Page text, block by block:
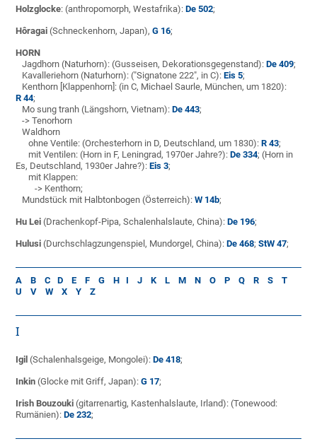
Holzglocke: (anthropomorph, Westafrika):De 502;
Hôragai (Schneckenhorn, Japan), G 16;
HORN
Jagdhorn (Naturhorn): (Gusseisen, Dekorationsgegenstand):De 409;
Kavalleriehorn (Naturhorn): ("Signatone 222", in C):Eis 5;
Kenthorn [Klappenhorn]: (in C, Michael Saurle, München, um 1820):
R 44;
Mo sung tranh (Längshorn, Vietnam):De 443;
-> Tenorhorn
Waldhorn
ohne Ventile: (Orchesterhorn in D, Deutschland, um 1830):R 43;
mit Ventilen: (Horn in F, Leningrad, 1970er Jahre?):De 334; (Horn in
Es, Deutschland, 1930er Jahre?):Eis 3;
mit Klappen:
-> Kenthorn;
Mundstück mit Halbtonbogen (Österreich):W 14b;
Hu Lei (Drachenkopf-Pipa, Schalenhalslaute, China):De 196;
Hulusi (Durchschlagzungenspiel, Mundorgel, China):De 468;StW 47;
A B C D E F G H I J K L M N O P Q R S
T
U
V W X Y Z
I
Igil (Schalenhalsgeige, Mongolei):De 418;
Inkin (Glocke mit Griff, Japan):G 17;
Irish Bouzouki (gitarrenartig, Kastenhalslaute, Irland): (Tonewood:
Rumänien):De 232;